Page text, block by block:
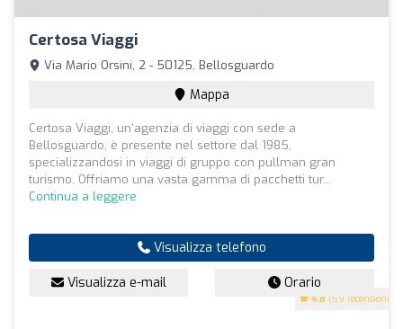
Certosa Viaggi
4.8 (59 recensioni)
Via Mario Orsini, 2 - 50125, Bellosguardo
Mappa
Certosa Viaggi, un'agenzia di viaggi con sede a
Bellosguardo, è presente nel settore dal 1985,
specializzandosi in viaggi di gruppo con pullman gran
turismo. Offriamo una vasta gamma di pacchetti tur...
Continua a leggere
Visualizza telefono
Visualizza e-mail Orario